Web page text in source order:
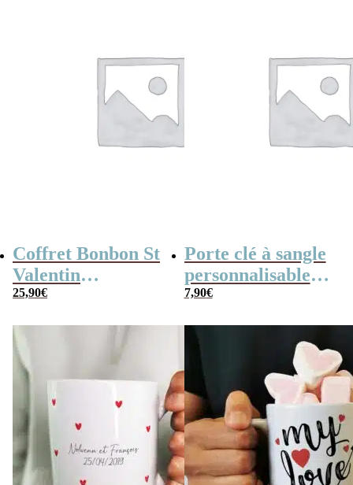
Coffret Bonbon St
Valentin
personnalisé
(Boîte en métal)
25,90€
Porte clé à sangle
personnalisable
rose – “Ma copine
7,90€